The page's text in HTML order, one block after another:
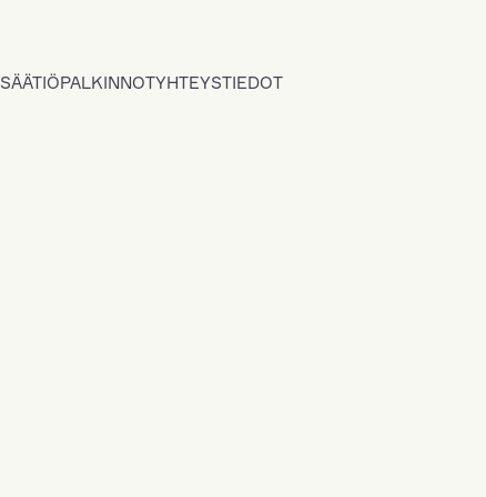
SÄÄTIÖPALKINNOTYHTEYSTIEDOT